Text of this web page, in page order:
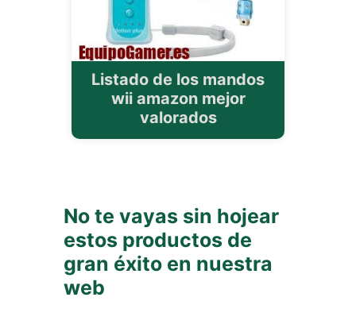
Listado de los mandos
wii amazon mejor
valorados
No te vayas sin hojear
estos productos de
gran éxito en nuestra
web